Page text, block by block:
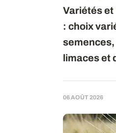
Variétés et
: choix
limaces et
06 AOÛT 2026